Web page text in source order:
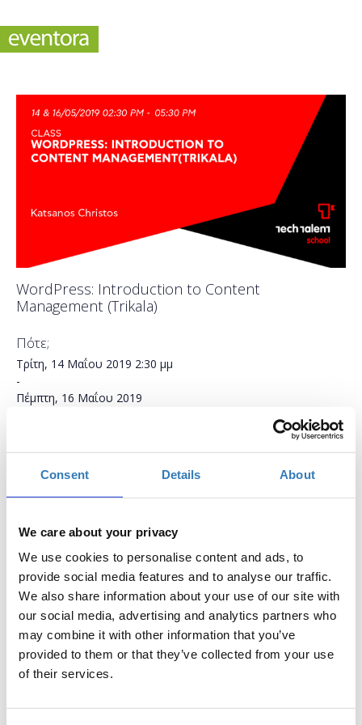
Consent Details About
We care about your privacy
We use cookies to personalise content and ads, to
provide social media features and to analyse our traffic.
We also share information about your use of our site with
our social media, advertising and analytics partners who
may combine it with other information that you’ve
provided to them or that they’ve collected from your use
of their services.
WordPress: Introduction to Content
Management (Trikala)
Πότε;
Τρίτη, 14 Μαΐου 2019 2:30 μμ
-
Πέμπτη, 16 Μαΐου 2019
Μύλος Ματσόπουλου, Τρίκαλα
Το σεμινάριο θα πραγματοποιηθεί σε δυο φάσεις:
στις 14/05 & 16/05.
Το σεμινάριο έχει ως στόχο να μάθει στους συμμετέχοντες